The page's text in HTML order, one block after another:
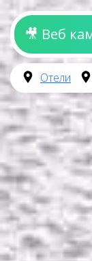
🎥 Веб
Отели